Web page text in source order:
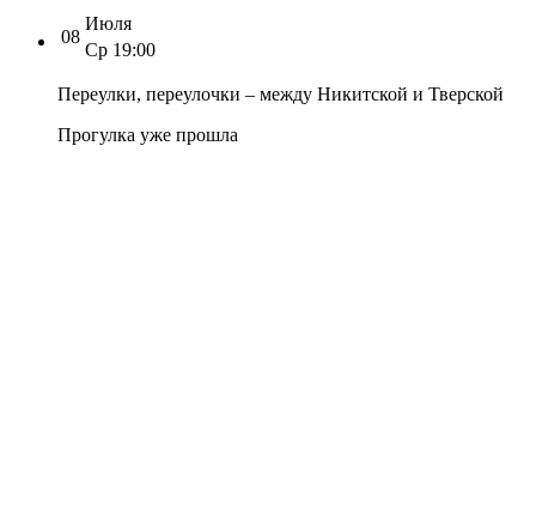
08
Июля
Ср 19:00
Переулки, переулочки – между Никитской и Тверской
Прогулка уже прошла